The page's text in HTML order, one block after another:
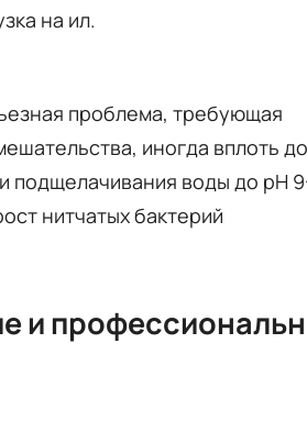
на ил.
проблема, требующая
иногда вплоть до
подщелачивания воды до pH
нитчатых бактерий
и